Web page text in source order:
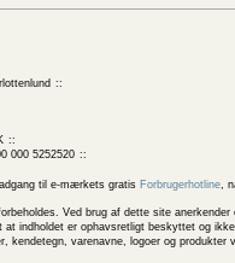
000 5252520
til e-mærkets gratis Forbrugerhotline,
Ved brug af dette site
indholdet er ophavsretligt beskyttet og
kendetegn, varenavne, logoer og